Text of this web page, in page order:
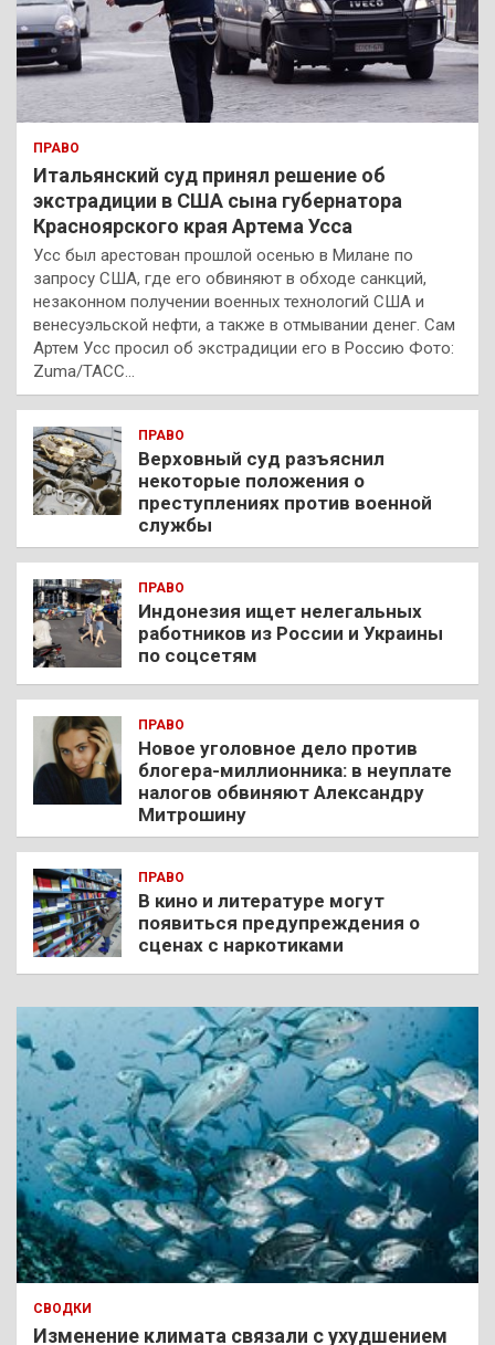
ПРАВО
Итальянский суд принял решение об
экстрадиции в США сына губернатора
Красноярского края Артема Усса
Усс был арестован прошлой осенью в Милане по
запросу США, где его обвиняют в обходе санкций,
незаконном получении военных технологий США и
венесуэльской нефти, а также в отмывании денег. Сам
Артем Усс просил об экстрадиции его в Россию Фото:
Zuma/ТАСС…
ПРАВО
Верховный суд разъяснил
некоторые положения о
преступлениях против военной
службы
ПРАВО
Индонезия ищет нелегальных
работников из России и Украины
по соцсетям
ПРАВО
Новое уголовное дело против
блогера-миллионника: в неуплате
налогов обвиняют Александру
Митрошину
ПРАВО
В кино и литературе могут
появиться предупреждения о
сценах с наркотиками
СВОДКИ
Изменение климата связали с ухудшением